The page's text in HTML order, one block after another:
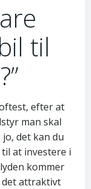
til
efter at
man skal
det kan du
at investere i
kommer
det attraktivt